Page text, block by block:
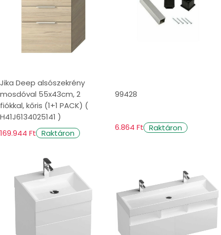
Jika Deep alsószekrény
mosdóval 55x43cm, 2
fiókkal, kőris (1+1 PACK) (
H41J6134025141 )
169.944 Ft Raktáron
99428
6.864 Ft Raktáron